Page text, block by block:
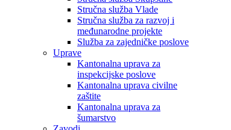
Stručna služba Vlade
Stručna služba za razvoj i
međunarodne projekte
Služba za zajedničke poslove
Uprave
Kantonalna uprava za
inspekcijske poslove
Kantonalna uprava civilne
zaštite
Kantonalna uprava za
šumarstvo